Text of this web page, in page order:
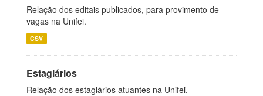
Relação dos editais publicados, para provimento de
vagas na Unifei.
CSV
Estagiários
Relação dos estagiários atuantes na Unifei.